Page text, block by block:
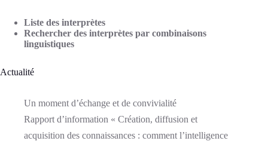
Liste des interprètes
Rechercher des interprètes par combinaisons
linguistiques
Actualité
Un moment d’échange et de convivialité
Rapport d’information « Création, diffusion et
acquisition des connaissances : comment l’intelligence